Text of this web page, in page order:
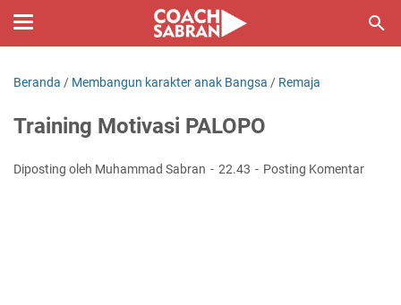
Beranda / Membangun karakter anak Bangsa / Remaja
Training Motivasi PALOPO
Diposting oleh Muhammad Sabran 22.43 Posting Komentar